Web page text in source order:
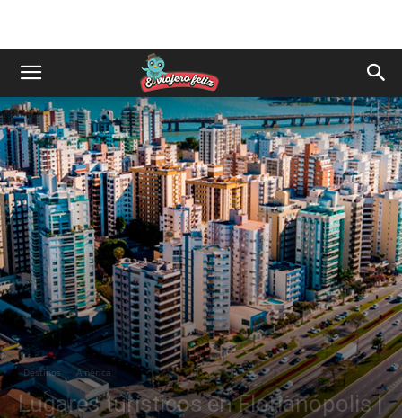
Destinos América
Lugares turísticos en Florianópolis |